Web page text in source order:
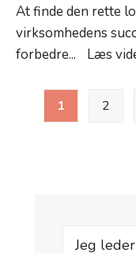
At finde den rette
virksomhedens
forbedre... Læs
1 2
Search